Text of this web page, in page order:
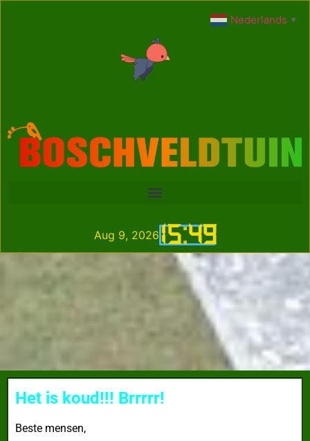
15:49
Aug 9, 2026
Het is koud!!! Brrrrr!
Beste mensen,
Nederlands ▼